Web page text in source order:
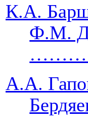
К.А.
Ф.М.
А.А.